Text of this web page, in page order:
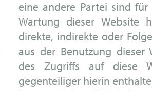
eine andere Partei sind
Wartung dieser Website
direkte, indirekte oder
aus der Benutzung dieser
des Zugriffs auf diese
gegenteiliger hierin